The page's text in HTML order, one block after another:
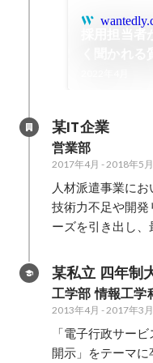
某IT企業
営業部
2017年4月 - 2018年5月
人材派遣事業にお
技術力不足や開発
ーズを引き出し、
某私立 四年制
工学部 情報工学
2013年4月 - 2017年3月
「電子行政サー
開示」をテーマに